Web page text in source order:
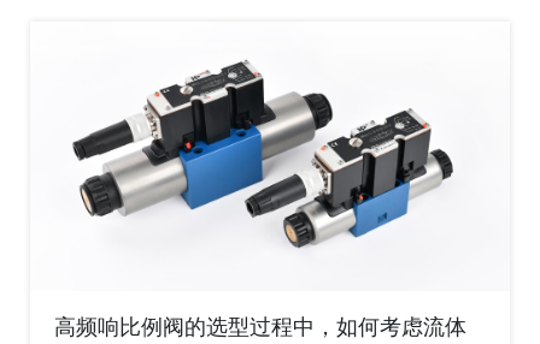
高频响比例阀的选型过程中，如何考虑流体